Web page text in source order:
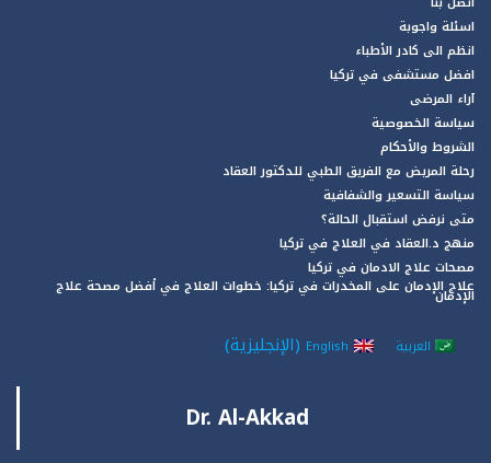
اسئلة واجوبة
انظم الى كادر الأطباء
افضل مستشفى في تركيا
آراء المرضى
سياسة الخصوصية
الشروط والأحكام
رحلة المريض مع الفريق الطبي للدكتور العقاد
سياسة التسعير والشفافية
متى نرفض استقبال الحالة؟
منهج د.العقاد في العلاج في تركيا
مصحات علاج الادمان في تركيا
علاج الإدمان على المخدرات في تركيا: خطوات العلاج في أفضل مصحة علاج
الإدمان
العربية English
(الإنجليزية)
Dr. Al-Akkad